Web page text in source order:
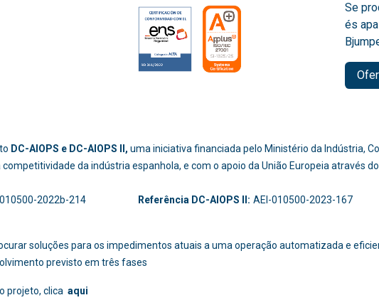
Se
és
DC-AIOPS e DC-AIOPS II, uma iniciativa financiada pelo Ministério da Indústria,
da indústria espanhola, e com o apoio da União Europeia através
010500-2022b-214 Referência DC-AIOPS II: AEI-010500-2023-167
soluções para os impedimentos atuais a uma operação automatizada e
previsto em três fases
projeto, clica aqui